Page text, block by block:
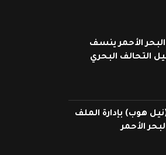
الأحمر ينسف
التحالف البحري
هوب) بإدارة الملف
الأحمر